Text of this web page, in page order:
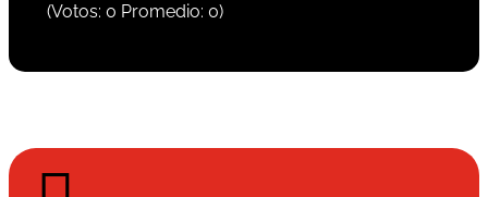
(Votos: 0 Promedio: 0)